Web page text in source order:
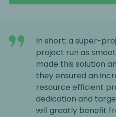
In short: a super-
project run as
made this solution
they ensured an
resource efficient
dedication and
will greatly benefit